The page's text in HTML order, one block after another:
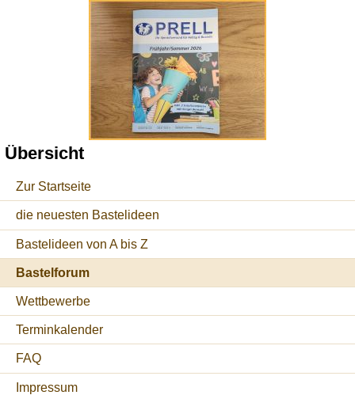
Übersicht
Zur Startseite
die neuesten Bastelideen
Bastelideen von A bis Z
Bastelforum
Wettbewerbe
Terminkalender
FAQ
Impressum